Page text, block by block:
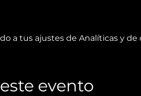
a tus ajustes de Analíticas y de
evento